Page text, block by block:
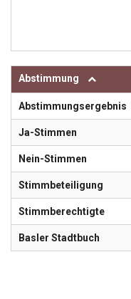
Abstimmung
Abstimmungsergebnis
Ja-Stimmen
Nein-Stimmen
Stimmbeteiligung
Stimmberechtigte
Basler Stadtbuch